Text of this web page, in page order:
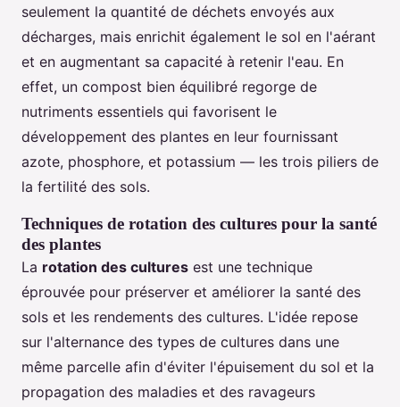
seulement la quantité de déchets envoyés aux
décharges, mais enrichit également le sol en l'aérant
et en augmentant sa capacité à retenir l'eau. En
effet, un compost bien équilibré regorge de
nutriments essentiels qui favorisent le
développement des plantes en leur fournissant
azote, phosphore, et potassium — les trois piliers de
la fertilité des sols.
Techniques de rotation des cultures pour la santé
des plantes
La rotation des cultures est une technique
éprouvée pour préserver et améliorer la santé des
sols et les rendements des cultures. L'idée repose
sur l'alternance des types de cultures dans une
même parcelle afin d'éviter l'épuisement du sol et la
propagation des maladies et des ravageurs